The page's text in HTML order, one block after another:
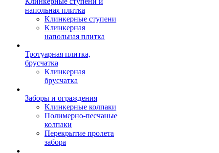
напольная плитка
Клинкерные ступени
Клинкерная
напольная плитка
Тротуарная плитка,
брусчатка
Клинкерная
брусчатка
Заборы и ограждения
Клинкерные колпаки
Полимерно-песчаные
колпаки
Перекрытие пролета
забора